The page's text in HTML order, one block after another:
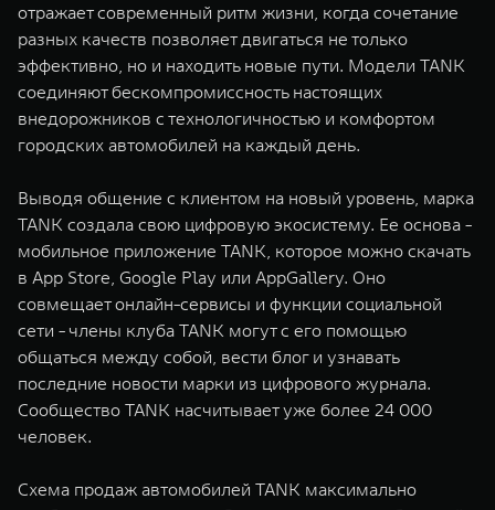
WEY 80
Масштаб возможностей
от 6 449 000 ₽
WEY 80
Масштаб
от 8 099
отражает современный ритм жизни, когда сочетание
разных качеств позволяет двигаться не только
эффективно, но и находить новые пути. Модели TANK
соединяют бескомпромиссность настоящих
внедорожников с технологичностью и комфортом
городских автомобилей на каждый день.
Выводя общение с клиентом на новый уровень, марка
TANK создала свою цифровую экосистему. Ее основа -
мобильное приложение TANK, которое можно скачать
в App Store, Google Play или AppGallery. Оно
совмещает онлайн-сервисы и функции социальной
сети - члены клуба TANK могут с его помощью
общаться между собой, вести блог и узнавать
последние новости марки из цифрового журнала.
Cообщество TANK насчитывает уже более 24 000
человек.
Схема продаж автомобилей TANK максимально